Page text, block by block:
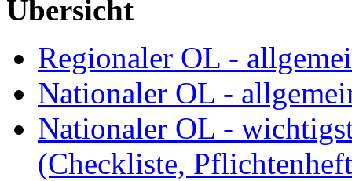
Übersicht
Regionaler OL -
Nationaler OL -
Nationaler OL -
(Checkliste,